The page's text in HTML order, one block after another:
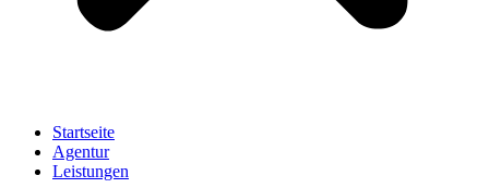
Startseite
Agentur
Leistungen